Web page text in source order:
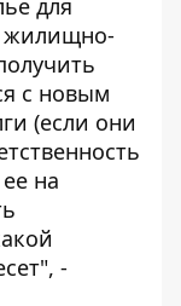
для
жилищно-
с новым
(если они
на
-